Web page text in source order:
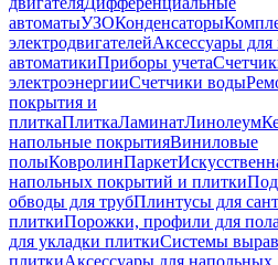
автоматыУЗОКонденсаторы
электродвигателейАксессуары для
автоматикиПриборы учета
электроэнергииСчетчики воды
покрытия и
плиткаПлиткаЛаминатЛинолеум
напольные покрытияВиниловые
полыКовролинПаркет
напольных покрытий и плитки
обводы для трубПлинтусы для
плиткиПорожки, профили для
для укладки плиткиСистемы
плиткиАксессуары для напольных